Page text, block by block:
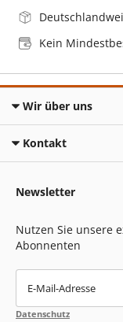
Kein
Wir über uns
Kontakt
Newsletter
Nutzen Sie unsere
Abonnenten
E-Mail-Adresse
Datenschutz